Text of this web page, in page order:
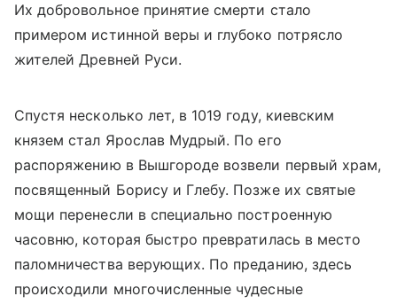
Их добровольное принятие смерти стало
примером истинной веры и глубоко потрясло
жителей Древней Руси.
Спустя несколько лет, в 1019 году, киевским
князем стал Ярослав Мудрый. По его
распоряжению в Вышгороде возвели первый храм,
посвященный Борису и Глебу. Позже их святые
мощи перенесли в специально построенную
часовню, которая быстро превратилась в место
паломничества верующих. По преданию, здесь
происходили многочисленные чудесные